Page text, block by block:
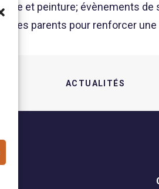
et peinture; évènements
les parents pour renforcer
ACTUALITÉS